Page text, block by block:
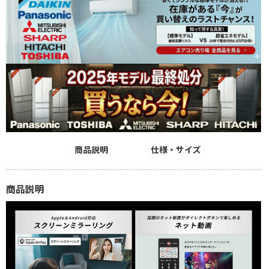
商品説明 仕様・サイズ
商品説明